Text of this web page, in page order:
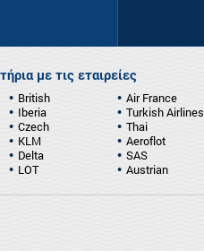
με τις εταιρείες
British
Iberia
Czech
KLM
Delta
LOT
Air France
Turkish Airlines
Thai
Aeroflot
SAS
Austrian